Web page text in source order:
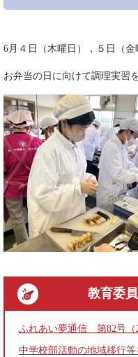
6月４日（木曜日），５
お弁当の日に向けて調理実習
教育委
ふれあい夢通信 第82号（
中学校部活動の地域移行等